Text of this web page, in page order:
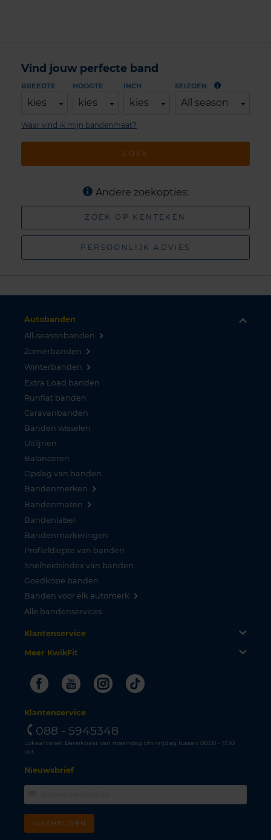
Vind jouw perfecte band
BREEDTE
kies
HOOGTE
kies
INCH
kies
SEIZOEN
All season
ZOEK
Waar vind ik mijn bandenmaat?
Andere zoekopties:
ZOEK OP KENTEKEN
PERSOONLIJK ADVIES
Autobanden
All-seasonbanden
Zomerbanden
Winterbanden
Extra Load banden
Runflat banden
Caravanbanden
Banden wisselen
Uitlijnen
Balanceren
Opslag van banden
Bandenmerken
Bandenmaten
Bandenlabel
Bandenmarkeringen
Profieldiepte van banden
Snelheidsindex van banden
Goedkope banden
Banden voor elk automerk
Alle bandenservices
Klantenservice
Meer KwikFit
FacebookYoutubeInstagram
Tiktok
Klantenservice
088 - 5945348
Lokaal tarief. Bereikbaar van maandag t/m vrijdag tussen 08.00 - 17.30
uur.
Nieuwsbrief
INSCHRIJVEN